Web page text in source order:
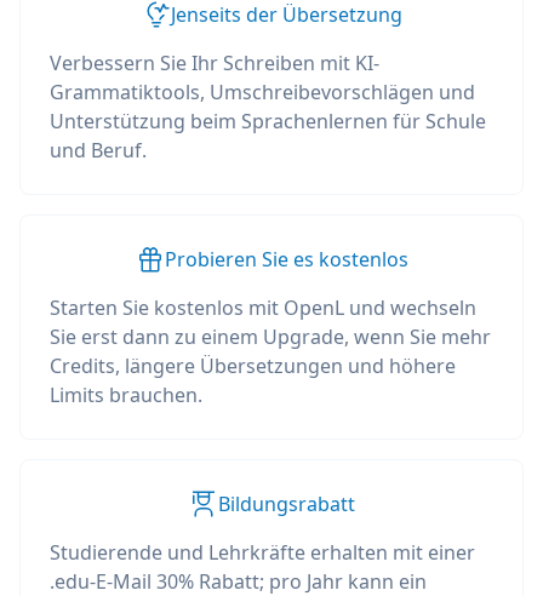
Jenseits der Übersetzung
Verbessern Sie Ihr Schreiben mit KI-
Grammatiktools, Umschreibevorschlägen und
Unterstützung beim Sprachenlernen für Schule
und Beruf.
Probieren Sie es kostenlos
Starten Sie kostenlos mit OpenL und wechseln
Sie erst dann zu einem Upgrade, wenn Sie mehr
Credits, längere Übersetzungen und höhere
Limits brauchen.
Bildungsrabatt
Studierende und Lehrkräfte erhalten mit einer
.edu-E-Mail 30% Rabatt; pro Jahr kann ein